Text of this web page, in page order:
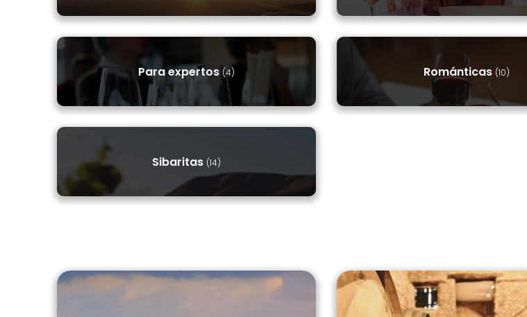
Para expertos(4) Románticas (10)
Sibaritas (14)